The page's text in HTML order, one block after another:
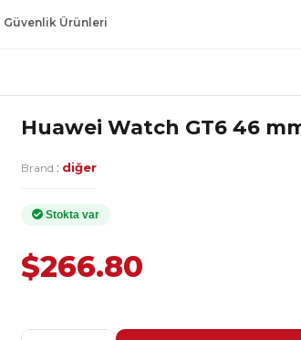
Güvenlik Ürünleri
Huawei Watch GT6 46
Brand : diğer
$266.80